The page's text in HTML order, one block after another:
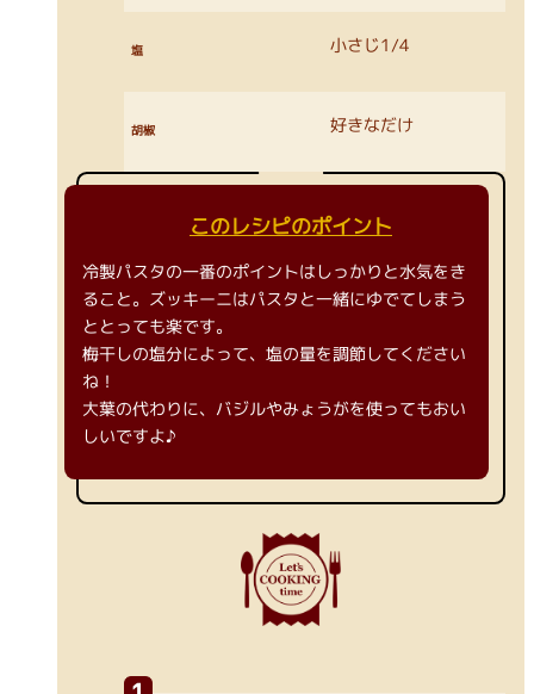
塩 小さじ1/4
胡椒 好きなだけ
このレシピのポイント
冷製パスタの一番のポイントはしっかりと水気をき
ること。ズッキーニはパスタと一緒にゆでてしまう
ととっても楽です。
梅干しの塩分によって、塩の量を調節してください
ね！
大葉の代わりに、バジルやみょうがを使ってもおい
しいですよ♪